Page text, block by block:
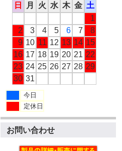
日
月 火 水 木 金 土
1
2
3 4 5 6 7
8
9 10 11 12 13 14 15
16 17 18 19 20 21 22
23 24 25 26 27 28 29
30 31
今日
定休日
お問い合わせ